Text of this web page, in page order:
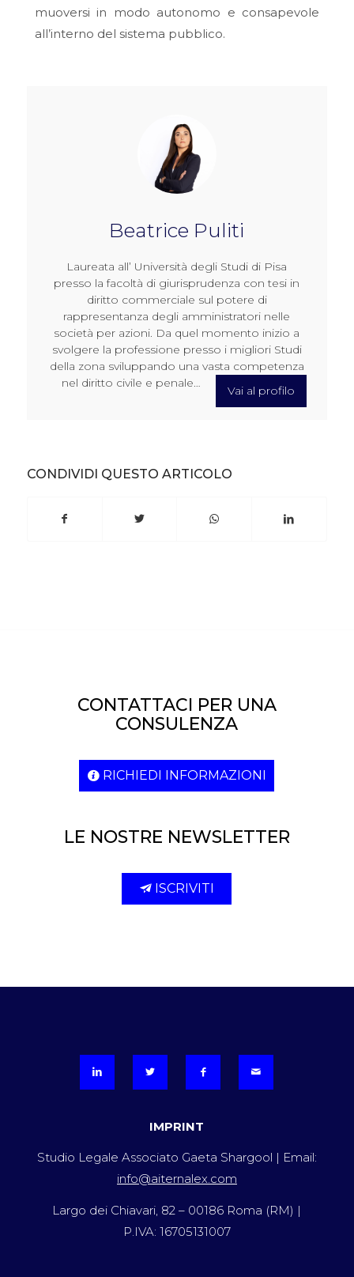
muoversi in modo autonomo e consapevole
all’interno del sistema pubblico.
Beatrice Puliti
Laureata all’ Università degli Studi di Pisa
presso la facoltà di giurisprudenza con tesi in
diritto commerciale sul potere di
rappresentanza degli amministratori nelle
società per azioni. Da quel momento inizio a
svolgere la professione presso i migliori Studi
della zona sviluppando una vasta competenza
nel diritto civile e penale…
Vai al profilo
CONDIVIDI QUESTO ARTICOLO
CONTATTACI PER UNA
CONSULENZA
RICHIEDI INFORMAZIONI
LE NOSTRE NEWSLETTER
ISCRIVITI
IMPRINT
Studio Legale Associato Gaeta Shargool | Email:
info@aiternalex.com
Largo dei Chiavari, 82 – 00186 Roma (RM) |
P.IVA: 16705131007